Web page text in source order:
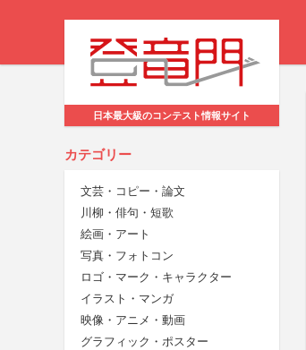
日本最大級のコンテスト情報サイト
カテゴリー
文芸・コピー・論文
川柳・俳句・短歌
絵画・アート
写真・フォトコン
ロゴ・マーク・キャラクター
イラスト・マンガ
映像・アニメ・動画
グラフィック・ポスター